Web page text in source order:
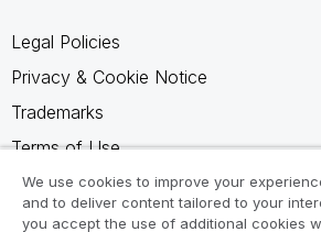
Legal Policies
Privacy & Cookie Notice
Trademarks
Terms of Use
Legal Agreements
Product Terms
We use cookies to improve your
and to deliver content tailored to your
you accept the use of additional cookies